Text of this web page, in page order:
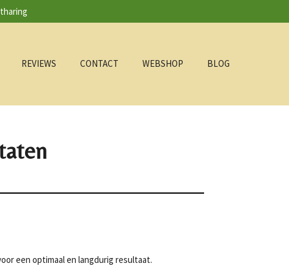
REVIEWS CONTACT WEBSHOP BLOG
een optimaal en langdurig resultaat.